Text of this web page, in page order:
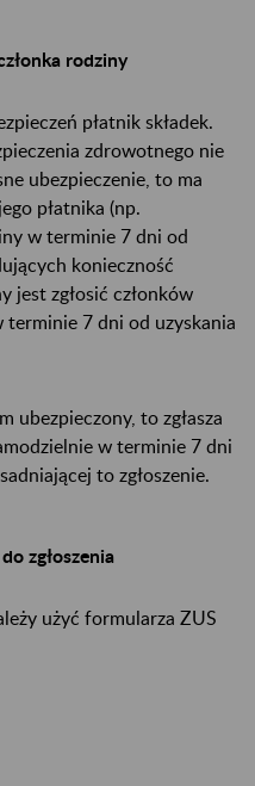
rodziny
płatnik składek.
zdrowotnego nie
ubezpieczenie, to ma
płatnika (np.
w terminie 7 dni od
konieczność
jest zgłosić członków
terminie 7 dni od uzyskania
ubezpieczony, to zgłasza
w terminie 7 dni
to zgłoszenie.
zgłoszenia
użyć formularza ZUS